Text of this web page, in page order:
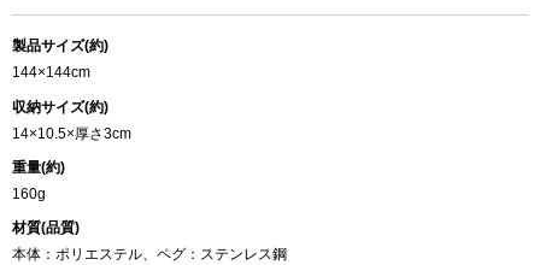
製品サイズ(約)
144×144cm
収納サイズ(約)
14×10.5×厚さ3cm
重量(約)
160g
材質(品質)
本体：ポリエステル、ペグ：ステンレス鋼